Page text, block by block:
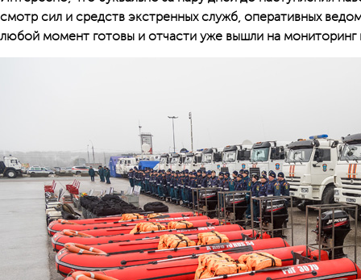
смотр сил и средств экстренных служб, оперативных
любой момент готовы и отчасти уже вышли на мониторинг